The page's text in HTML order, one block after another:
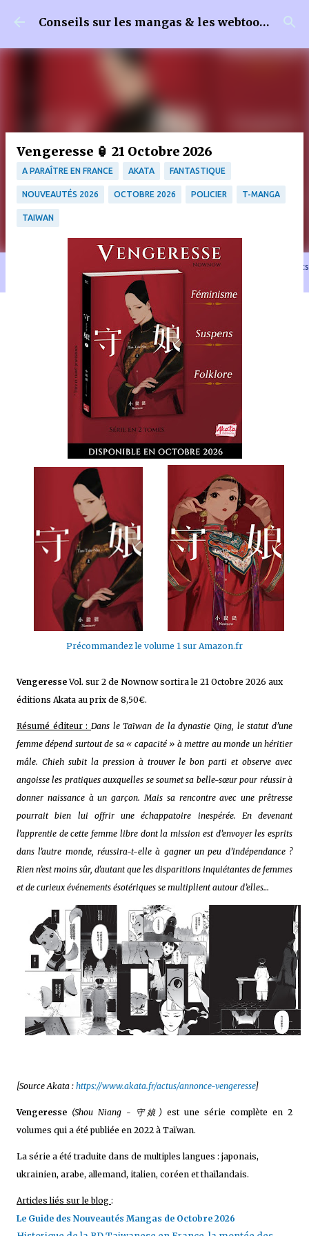
Accéder au contenu principal Conseils sur les mangas & les webtoons
🐈‍⬛ En tant que Partenaire Amazon, je réalise un bénéfice sur les achats
remplissant les conditions requises quand vous achetez sur Amazon.fr
Vengeresse 🏮 21 Octobre 2026
A PARAÎTRE EN FRANCE AKATA FANTASTIQUE
NOUVEAUTÉS 2026 OCTOBRE 2026 POLICIER T-MANGA
TAIWAN
Précommandez le volume 1 sur Amazon.fr
VengeresseVol. sur 2 de Nownow sortira le 21 Octobre 2026 aux
éditions Akata au prix de 8,50€.
Résumé éditeur : Dans le Taïwan de la dynastie Qing, le statut d’une
femme dépend surtout de sa « capacité » à mettre au monde un héritier
mâle. Chieh subit la pression à trouver le bon parti et observe avec
angoisse les pratiques auxquelles se soumet sa belle-sœur pour réussir à
donner naissance à un garçon. Mais sa rencontre avec une prêtresse
pourrait bien lui offrir une échappatoire inespérée. En devenant
l’apprentie de cette femme libre dont la mission est d’envoyer les esprits
dans l’autre monde, réussira-t-elle à gagner un peu d’indépendance ?
Rien n’est moins sûr, d'autant que les disparitions inquiétantes de femmes
et de curieux événements ésotériques se multiplient autour d’elles…
[Source Akata : https://www.akata.fr/actus/annonce-vengeresse]
Vengeresse (Shou Niang - 守娘) est une série complète en 2
volumes qui a été publiée en 2022 à Taïwan.
La série a été traduite dans de multiples langues : japonais,
ukrainien, arabe, allemand, italien, coréen et thaïlandais.
Articles liés sur le blog :
Le Guide des Nouveautés Mangas de Octobre 2026